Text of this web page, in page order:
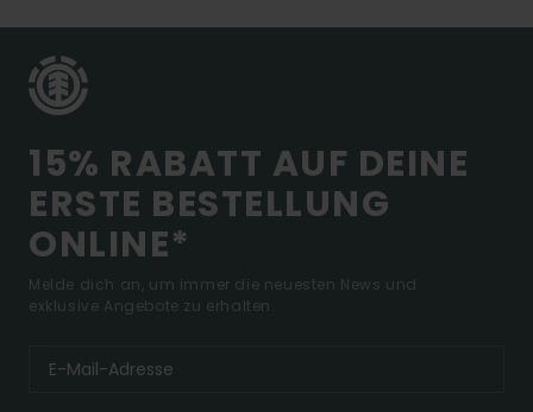
15% RABATT AUF DEINE
ERSTE BESTELLUNG
ONLINE*
Melde dich an, um immer die neuesten News und
exklusive Angebote zu erhalten.